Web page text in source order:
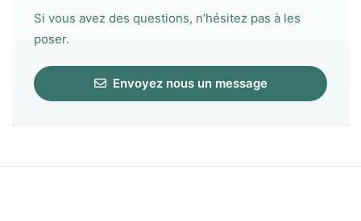
Si vous avez des questions, n’hésitez pas à les
poser.
Envoyez nous un message